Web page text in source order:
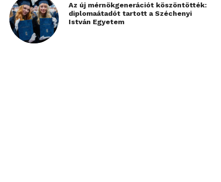
Az új mérnökgenerációt köszöntötték:
diplomaátadót tartott a Széchenyi
István Egyetem